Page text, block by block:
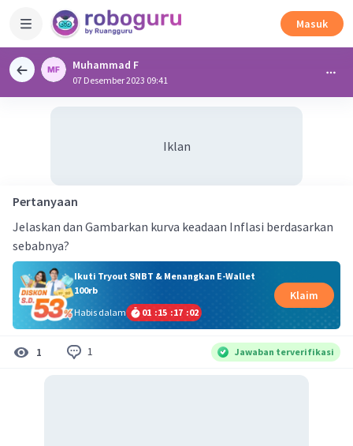
Masuk
Muhammad F
07 Desember 2023 09:41
Iklan
Pertanyaan
Jelaskan dan Gambarkan kurva keadaan Inflasi berdasarkan
sebabnya?
Ikuti Tryout SNBT & Menangkan E-Wallet
100rb
Habis dalam
01 :15 :17 :02
Klaim
1 1 Jawaban terverifikasi